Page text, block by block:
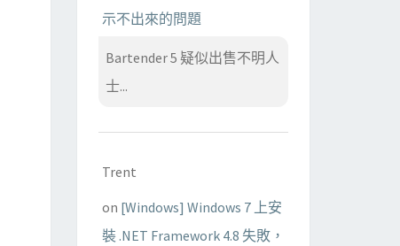
示不出來的問題
Bartender 5 疑似出售不明人
士...
Trent
on [Windows] Windows 7 上安
裝 .NET Framework 4.8 失敗，